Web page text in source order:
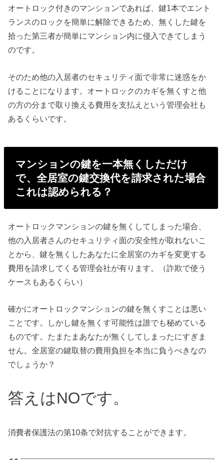
オートロック付きのマンションであれば、鍵1本でエント
ランスのロックを簡単に解除できるため、無くした鍵を
拾った第三者が簡単にマンション内に侵入できてしまう
のです。
そのため他の入居者のセキュリティ面で非常に迷惑をか
けることになります。オートロックのカギを無くすと他
の方の分まで取り換える費用を支払えという管理会社も
あるくらいです。
マンションの鍵を一本無くしただけ
で、全居室の鍵交換代を請求された場合
これは認められる？
オートロックマンションの鍵を無くしてしまった場合、
他の入居者さんのセキュリティ面の安全性が取れないこ
とから、鍵を無くしたあなたに全居室のカギを変更する
費用を請求してくる管理会社が有ります。（詐欺で使う
ケースもあるくらい）
確かにオートロックマンションの鍵を無くすことは悪い
ことです。しかし鍵を無くす可能性は誰でも秘めている
ものです。たまたまあなたが無くしてしまったにすぎま
せん。全居室の鍵取替の費用負担を本当に負うべきなの
でしょうか？
答えはNOです。
消費者保護法の第10条で対抗することができます。